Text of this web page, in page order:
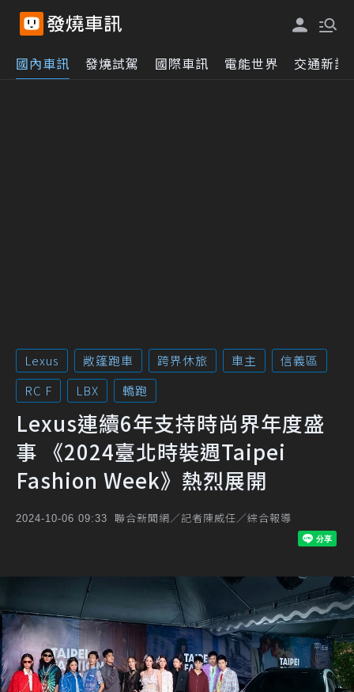
國內車訊 發燒試駕 國際車訊 電能世界 交通新訊
Lexus 敞篷跑車 跨界休旅 車主
信義區
RC F
LBX 轎跑
Lexus連續6年支持時尚界年度盛
事 《2024臺北時裝週Taipei
Fashion Week》熱烈展開
2024-10-06 09:33 聯合新聞網／記者陳威任／綜合報導